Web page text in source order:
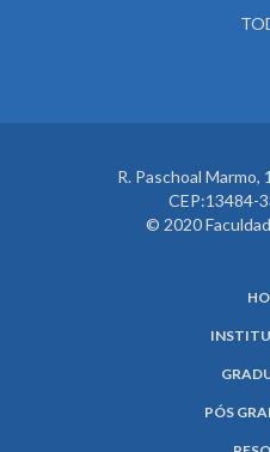
R. Paschoal Marmo,
CEP:13484-
© 2020
PÓS